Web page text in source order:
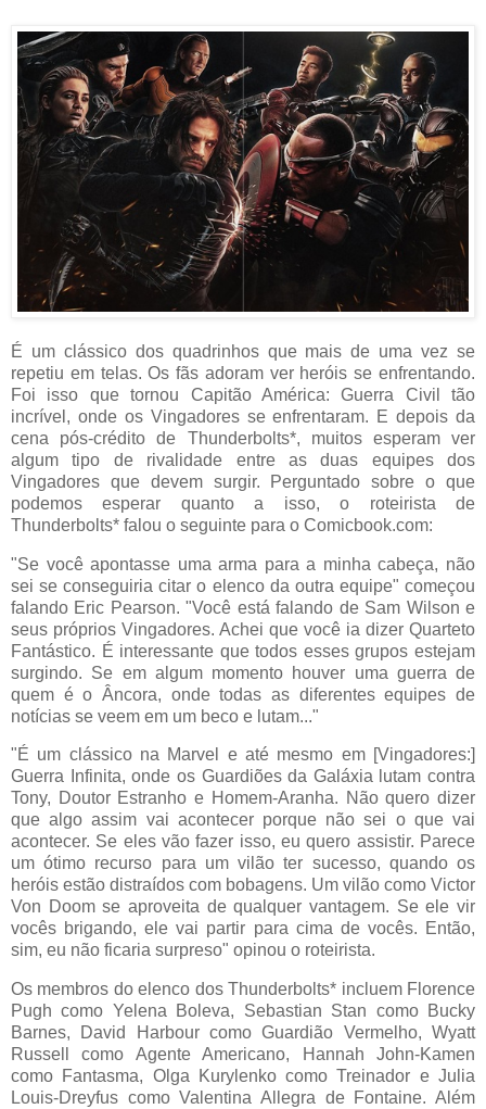
É um clássico dos quadrinhos que mais de uma vez se
repetiu em telas. Os fãs adoram ver heróis se enfrentando.
Foi isso que tornou Capitão América: Guerra Civil tão
incrível, onde os Vingadores se enfrentaram. E depois da
cena pós-crédito de Thunderbolts*, muitos esperam ver
algum tipo de rivalidade entre as duas equipes dos
Vingadores que devem surgir. Perguntado sobre o que
podemos esperar quanto a isso, o roteirista de
Thunderbolts* falou o seguinte para o Comicbook.com:
"Se você apontasse uma arma para a minha cabeça, não
sei se conseguiria citar o elenco da outra equipe" começou
falando Eric Pearson. "Você está falando de Sam Wilson e
seus próprios Vingadores. Achei que você ia dizer Quarteto
Fantástico. É interessante que todos esses grupos estejam
surgindo. Se em algum momento houver uma guerra de
quem é o Âncora, onde todas as diferentes equipes de
notícias se veem em um beco e lutam..."
"É um clássico na Marvel e até mesmo em [Vingadores:]
Guerra Infinita, onde os Guardiões da Galáxia lutam contra
Tony, Doutor Estranho e Homem-Aranha. Não quero dizer
que algo assim vai acontecer porque não sei o que vai
acontecer. Se eles vão fazer isso, eu quero assistir. Parece
um ótimo recurso para um vilão ter sucesso, quando os
heróis estão distraídos com bobagens. Um vilão como Victor
Von Doom se aproveita de qualquer vantagem. Se ele vir
vocês brigando, ele vai partir para cima de vocês. Então,
sim, eu não ficaria surpreso" opinou o roteirista.
Os membros do elenco dos Thunderbolts* incluem Florence
Pugh como Yelena Boleva, Sebastian Stan como Bucky
Barnes, David Harbour como Guardião Vermelho, Wyatt
Russell como Agente Americano, Hannah John-Kamen
como Fantasma, Olga Kurylenko como Treinador e Julia
Louis-Dreyfus como Valentina Allegra de Fontaine. Além